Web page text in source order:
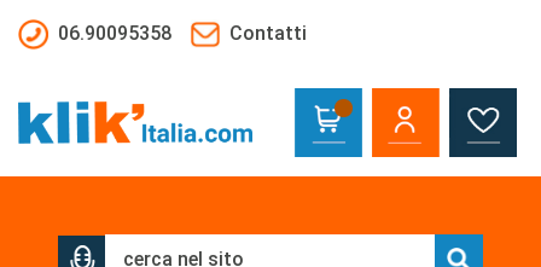
06.90095358
Contatti